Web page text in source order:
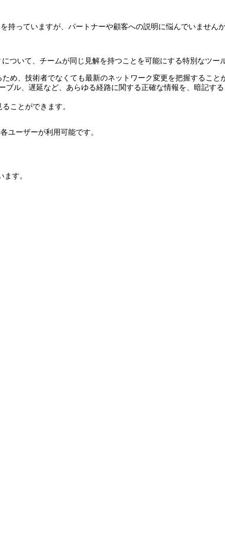
持っていますが、パートナーや顧客への説明に悩んでいません
ついて、チームが同じ見解を持つことを可能にする特別なツー
め、技術者でなくても最新のネットワーク変更を把握すること
ブル、遅延など、あらゆる経路に関する正確な情報を、暗記す
ことができます。
ユーザーが利用可能です。
す。